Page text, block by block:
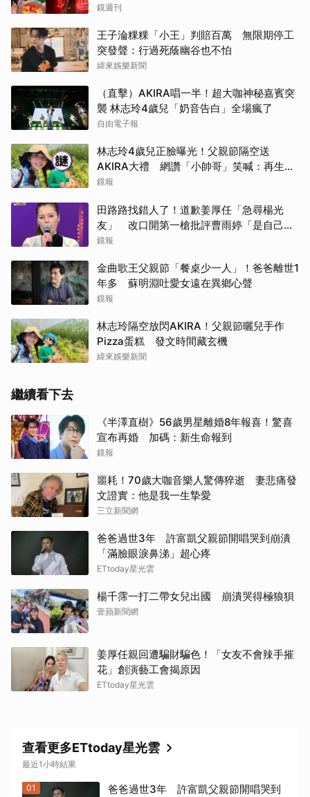
「披薩蛋糕」
鏡週刊
王子淪粿粿「小王」判賠百萬 無限期停工
突發聲：行過死蔭幽谷也不怕
緯來娛樂新聞
（直擊）AKIRA唱一半！超大咖神秘嘉賓突
襲 林志玲4歲兒「奶音告白」全場瘋了
自由電子報
林志玲4歲兒正臉曝光！父親節隔空送
AKIRA大禮 網讚「小帥哥」笑喊：再生一
個
鏡報
田路路找錯人了！道歉姜厚任「急尋楊光
友」 改口開第一槍批評曹雨婷「是自己太
衝動」
鏡報
金曲歌王父親節「餐桌少一人」！爸爸離世1
年多 蘇明淵吐愛女遠在異鄉心聲
鏡報
林志玲隔空放閃AKIRA！父親節曬兒手作
Pizza蛋糕 發文時間藏玄機
緯來娛樂新聞
繼續看下去
《半澤直樹》56歲男星離婚8年報喜！驚喜
宣布再婚 加碼：新生命報到
鏡報
噩耗！70歲大咖音樂人驚傳猝逝 妻悲痛發
文證實：他是我一生摯愛
三立新聞網
爸爸過世3年 許富凱父親節開唱哭到崩潰
「滿臉眼淚鼻涕」超心疼
ETtoday星光雲
楊千霈一打二帶女兒出國 崩潰哭得極狼狽
壹蘋新聞網
姜厚任親回遭騙財騙色！「女友不會辣手摧
花」創演藝工會揭原因
ETtoday星光雲
查看更多ETtoday星光雲
最近1小時結果
01
爸爸過世3年 許富凱父親節開唱哭到